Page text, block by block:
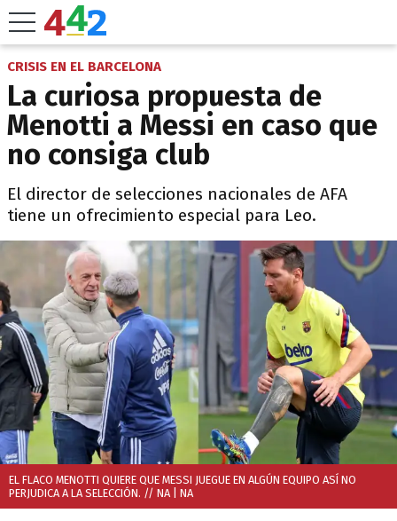
CRISIS EN EL BARCELONA
La curiosa propuesta de
Menotti a Messi en caso que
no consiga club
El director de selecciones nacionales de AFA
tiene un ofrecimiento especial para Leo.
EL FLACO MENOTTI QUIERE QUE MESSI JUEGUE EN ALGÚN EQUIPO ASÍ NO
PERJUDICA A LA SELECCIÓN. // NA | NA